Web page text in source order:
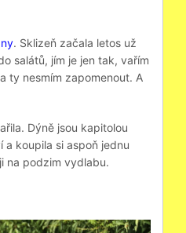
. Sklizeň začala letos už
salátů, jím je jen tak, vařím
ty nesmím zapomenout. A
Dýně jsou kapitolou
a koupila si aspoň jednu
na podzim vydlabu.